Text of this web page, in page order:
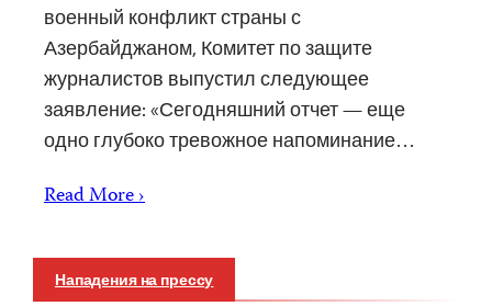
военный конфликт страны с
Азербайджаном, Комитет по защите
журналистов выпустил следующее
заявление: «Сегодняшний отчет — еще
одно глубоко тревожное напоминание…
Read More ›
Нападения на прессу